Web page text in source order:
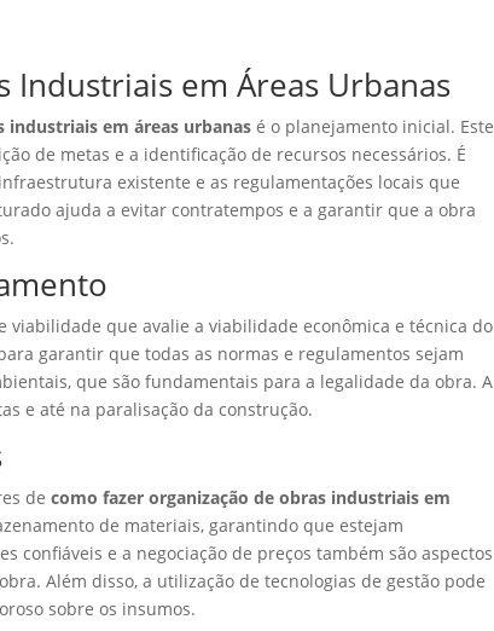
Industriais em Áreas Urbanas
industriais em áreas urbanas é o planejamento inicial. Este
de metas e a identificação de recursos necessários. É
existente e as regulamentações locais que
ajuda a evitar contratempos e a garantir que a obra
que avalie a viabilidade econômica e técnica do
garantir que todas as normas e regulamentos sejam
que são fundamentais para a legalidade da obra. A
e até na paralisação da construção.
decomo fazer organização de obras industriais em
de materiais, garantindo que estejam
confiáveis e a negociação de preços também são aspectos
Além disso, a utilização de tecnologias de gestão pode
sobre os insumos.